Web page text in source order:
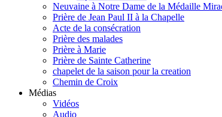
Neuvaine à Notre Dame de la Médaille
Prière de Jean Paul II à la Chapelle
Acte de la consécration
Prière des malades
Prière à Marie
Prière de Sainte Catherine
chapelet de la saison pour la creation
Chemin de Croix
Médias
Vidéos
Audio